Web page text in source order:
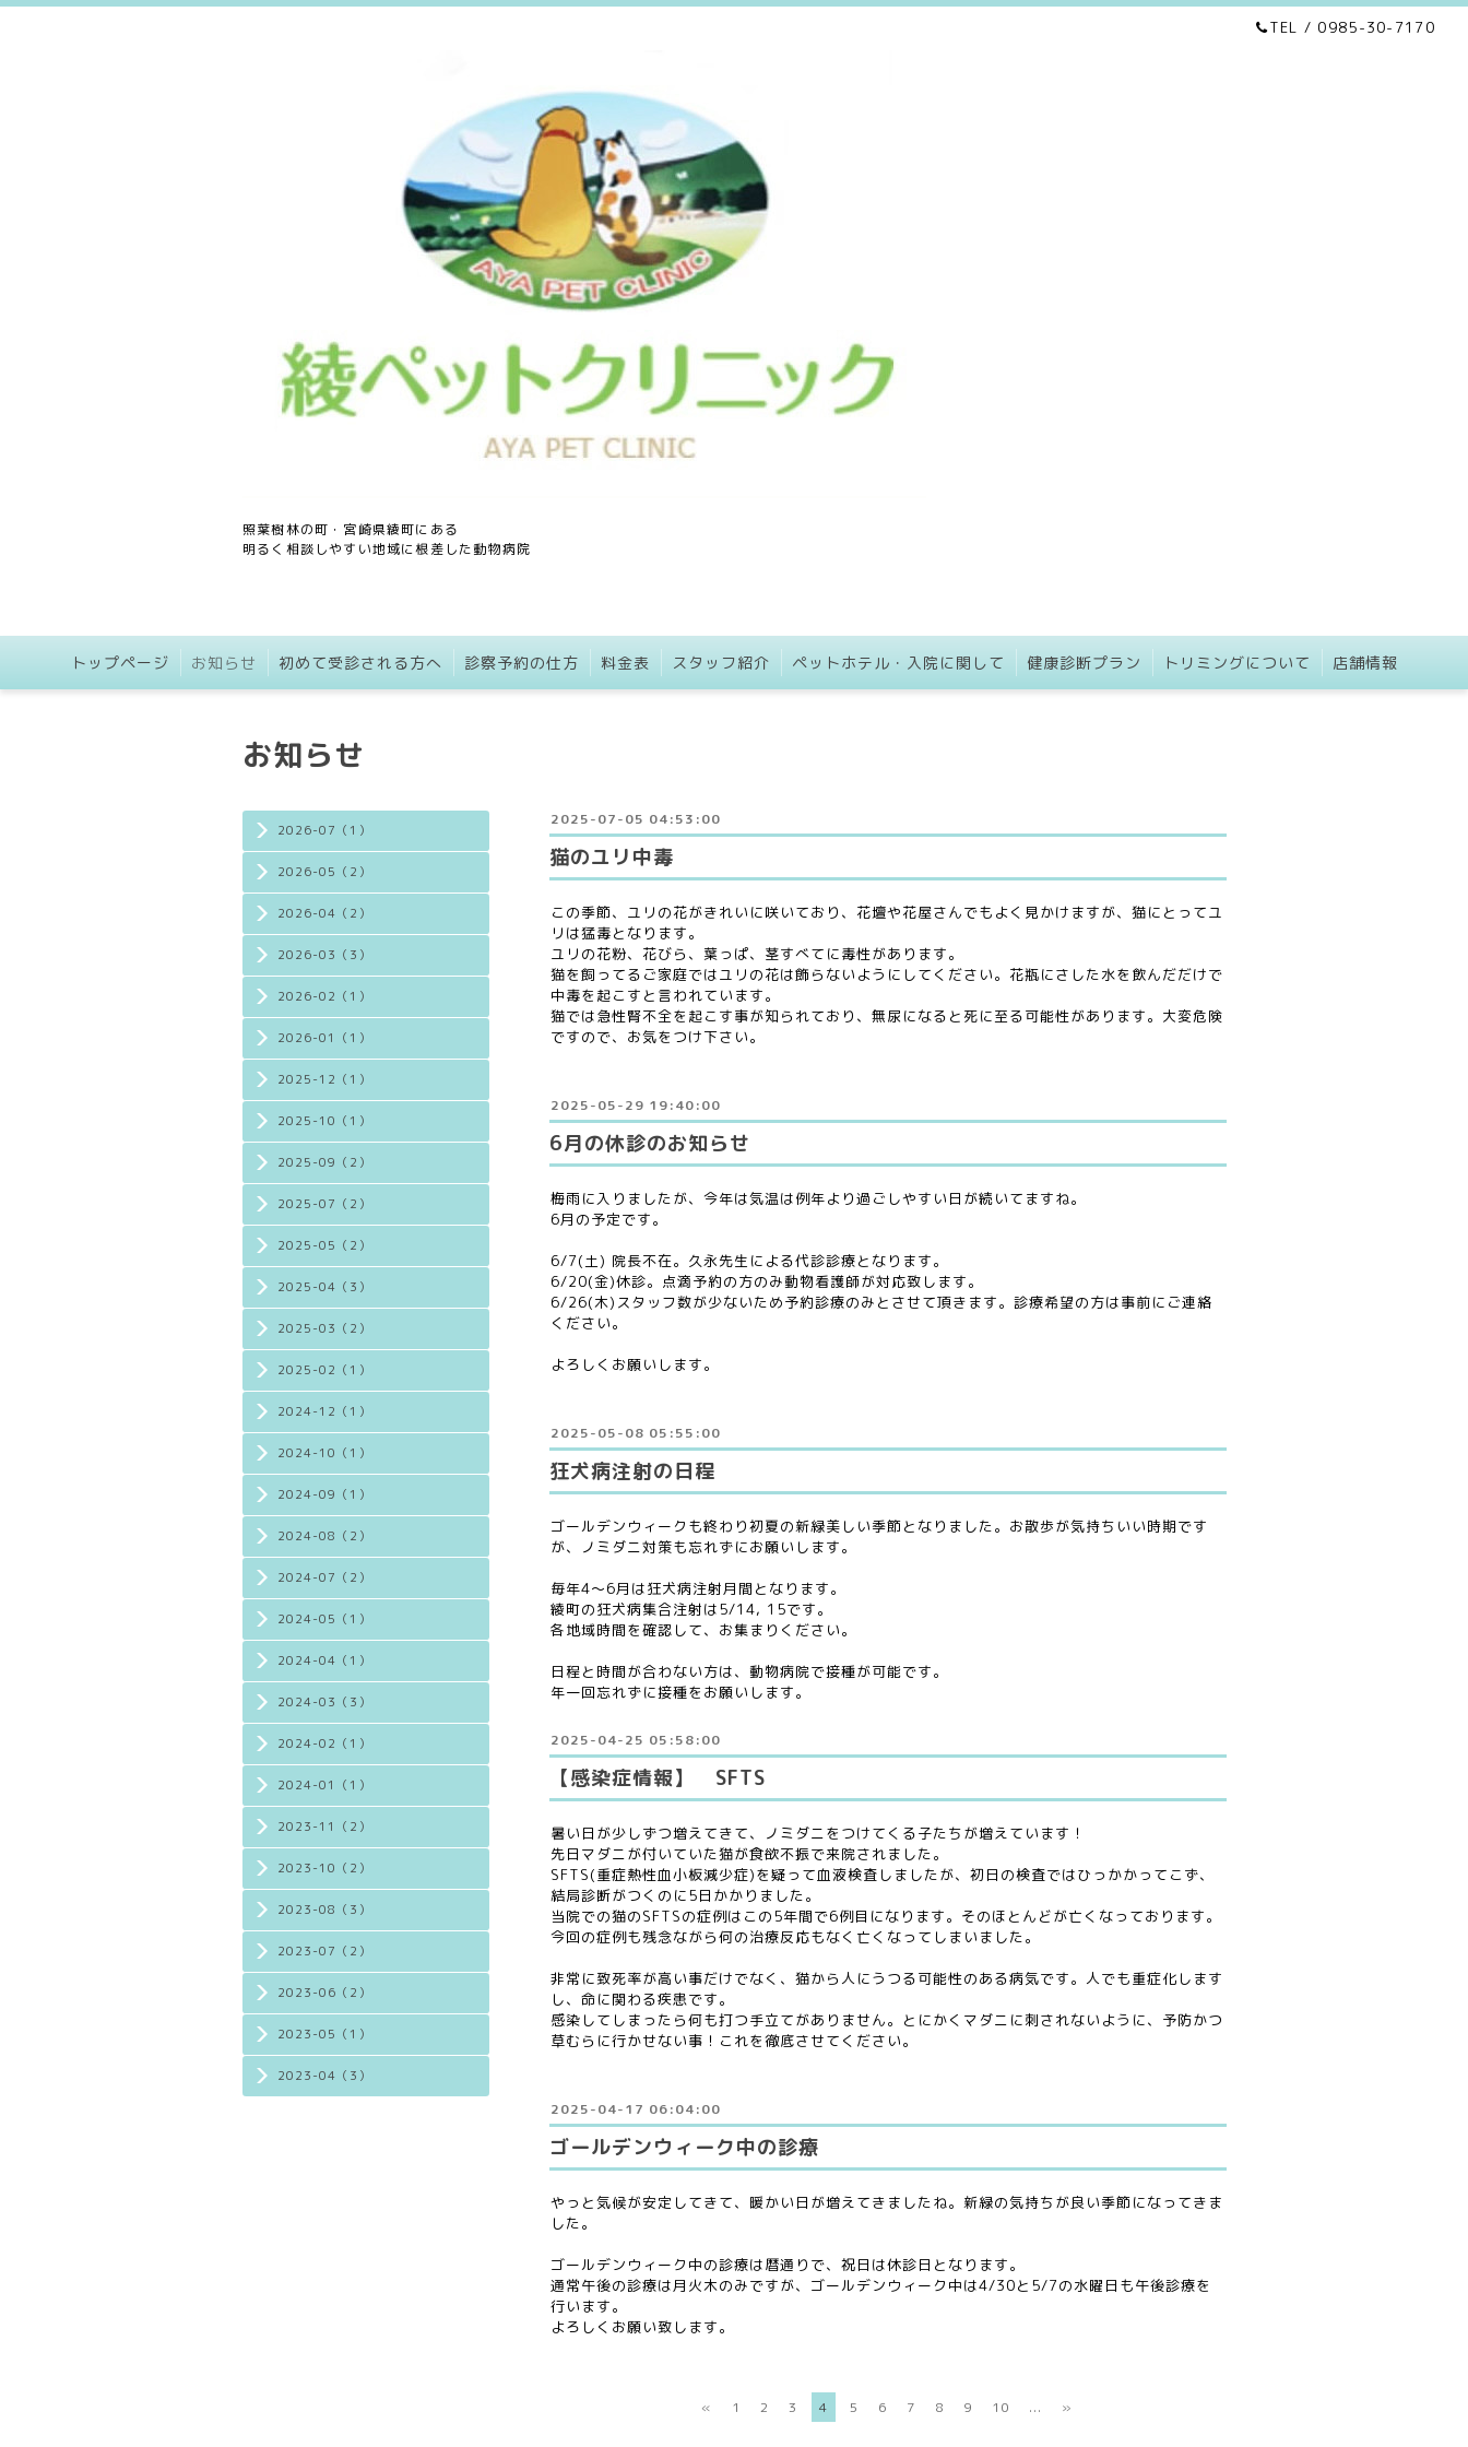
TEL / 0985-30-7170
照葉樹林の町・宮崎県綾町にある
明るく相談しやすい地域に根差した動物病院
トップページ お知らせ 初めて受診される方へ 診察予約の仕方 料金表 スタッフ紹介 ペットホテル・入院に関して 健康診断プラン トリミングについて 店舗情報
2026-07（1）
2026-05（2）
2026-04（2）
2026-03（3）
2026-02（1）
2026-01（1）
2025-12（1）
2025-10（1）
2025-09（2）
2025-07（2）
2025-05（2）
2025-04（3）
2025-03（2）
2025-02（1）
2024-12（1）
2024-10（1）
2024-09（1）
2024-08（2）
2024-07（2）
2024-05（1）
2024-04（1）
2024-03（3）
2024-02（1）
2024-01（1）
2023-11（2）
2023-10（2）
2023-08（3）
2023-07（2）
2023-06（2）
2023-05（1）
2023-04（3）
お知らせ
2025-07-05 04:53:00
猫のユリ中毒
この季節、ユリの花がきれいに咲いており、花壇や花屋さんでもよく見かけますが、猫にとってユ
リは猛毒となります。
ユリの花粉、花びら、葉っぱ、茎すべてに毒性があります。
猫を飼ってるご家庭ではユリの花は飾らないようにしてください。花瓶にさした水を飲んだだけで
中毒を起こすと言われています。
猫では急性腎不全を起こす事が知られており、無尿になると死に至る可能性があります。大変危険
ですので、お気をつけ下さい。
2025-05-29 19:40:00
6月の休診のお知らせ
梅雨に入りましたが、今年は気温は例年より過ごしやすい日が続いてますね。
6月の予定です。
6/7(土) 院長不在。久永先生による代診診療となります。
6/20(金)休診。点滴予約の方のみ動物看護師が対応致します。
6/26(木)スタッフ数が少ないため予約診療のみとさせて頂きます。診療希望の方は事前にご連絡
ください。
よろしくお願いします。
2025-05-08 05:55:00
狂犬病注射の日程
ゴールデンウィークも終わり初夏の新緑美しい季節となりました。お散歩が気持ちいい時期です
が、ノミダニ対策も忘れずにお願いします。
毎年4〜6月は狂犬病注射月間となります。
綾町の狂犬病集合注射は5/14, 15です。
各地域時間を確認して、お集まりください。
日程と時間が合わない方は、動物病院で接種が可能です。
年一回忘れずに接種をお願いします。
2025-04-25 05:58:00
【感染症情報】 SFTS
暑い日が少しずつ増えてきて、ノミダニをつけてくる子たちが増えています！
先日マダニが付いていた猫が食欲不振で来院されました。
SFTS(重症熱性血小板減少症)を疑って血液検査しましたが、初日の検査ではひっかかってこず、
結局診断がつくのに5日かかりました。
当院での猫のSFTSの症例はこの5年間で6例目になります。そのほとんどが亡くなっております。
今回の症例も残念ながら何の治療反応もなく亡くなってしまいました。
非常に致死率が高い事だけでなく、猫から人にうつる可能性のある病気です。人でも重症化します
し、命に関わる疾患です。
感染してしまったら何も打つ手立てがありません。とにかくマダニに刺されないように、予防かつ
草むらに行かせない事！これを徹底させてください。
2025-04-17 06:04:00
ゴールデンウィーク中の診療
やっと気候が安定してきて、暖かい日が増えてきましたね。新緑の気持ちが良い季節になってきま
した。
ゴールデンウィーク中の診療は暦通りで、祝日は休診日となります。
通常午後の診療は月火木のみですが、ゴールデンウィーク中は4/30と5/7の水曜日も午後診療を
行います。
よろしくお願い致します。
« 1 2 3 4 5 6 7 8 9 10 ... »